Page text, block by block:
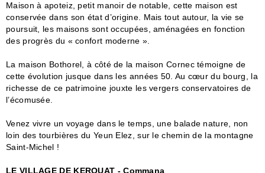
Maison à apoteiz, petit manoir de notable, cette maison est
conservée dans son état d’origine. Mais tout autour, la vie se
poursuit, les maisons sont occupées, aménagées en fonction
des progrès du « confort moderne ».
La maison Bothorel, à côté de la maison Cornec témoigne de
cette évolution jusque dans les années 50. Au cœur du bourg, la
richesse de ce patrimoine jouxte les vergers conservatoires de
l’écomusée.
Venez vivre un voyage dans le temps, une balade nature, non
loin des tourbières du Yeun Elez, sur le chemin de la montagne
Saint-Michel !
LE VILLAGE DE KEROUAT - Commana